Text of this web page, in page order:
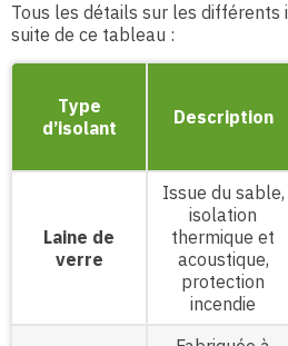
Tous les détails sur les
suite de ce tableau :
Type
d’isolant
Description
Laine de
verre
Issue du sable,
isolation
thermique et
acoustique,
protection
incendie